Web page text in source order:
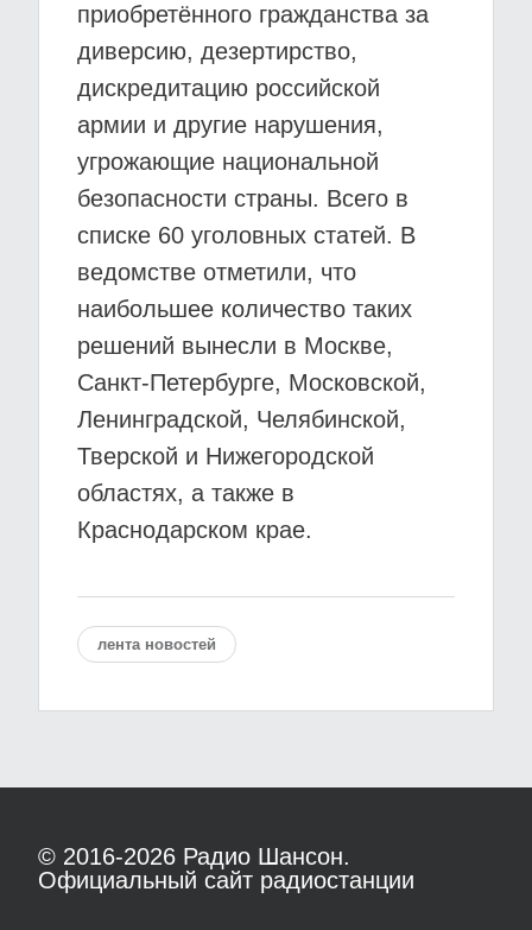
приобретённого гражданства за
диверсию, дезертирство,
дискредитацию российской
армии и другие нарушения,
угрожающие национальной
безопасности страны. Всего в
списке 60 уголовных статей. В
ведомстве отметили, что
наибольшее количество таких
решений вынесли в Москве,
Санкт-Петербурге, Московской,
Ленинградской, Челябинской,
Тверской и Нижегородской
областях, а также в
Краснодарском крае.
лента новостей
© 2016-2026 Радио Шансон.
Официальный сайт радиостанции